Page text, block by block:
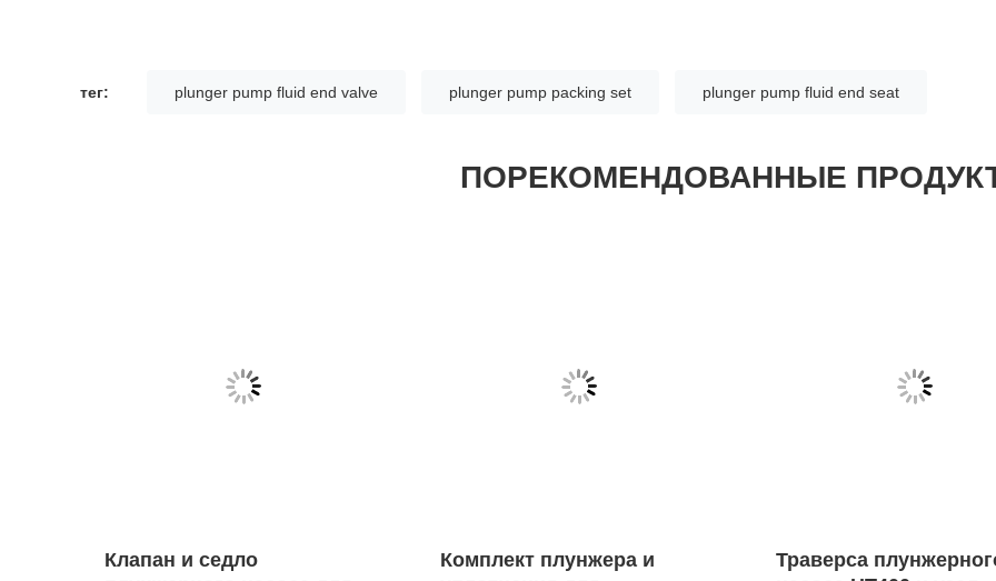
тег: plunger pump fluid end valve plunger pump packing set plunger pump fluid end seat
ПОРЕКОМЕНДОВАННЫЕ
Клапан и седло
Комплект плунжера и
Траверса